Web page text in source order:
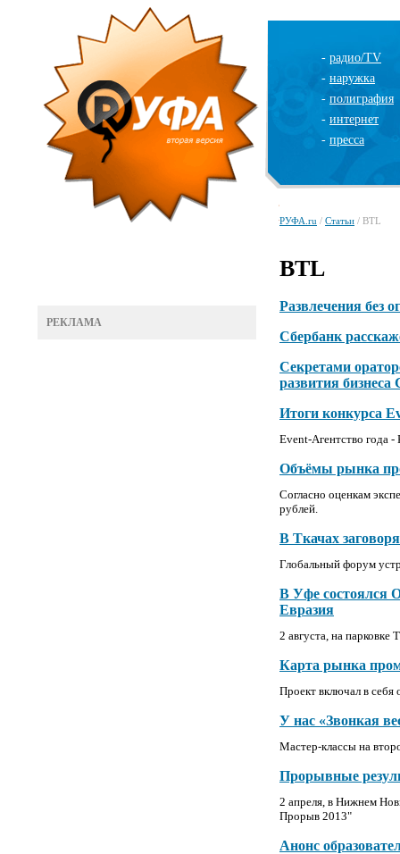
- радио/TV
- наружка
- полиграфия
- интернет
- пресса
РЕКЛАМА
РУФА.ru / Статьи / BTL
BTL
Развлечения без
Сбербанк
Секретами
развития бизнеса
Итоги конкурса
Event-Агентство года
Объёмы рынка
Согласно оценкам
рублей.
В Ткачах
Глобальный форум
В Уфе cостоялся
Евразия
2 августа, на
Карта рынка
Проект включал в себя
У нас «Звонкая
Мастер-классы на
Прорывные
2 апреля, в Нижнем
Прорыв 2013"
Анонс